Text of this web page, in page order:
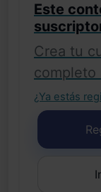
Este
Crea tu
completo
¿Ya estás